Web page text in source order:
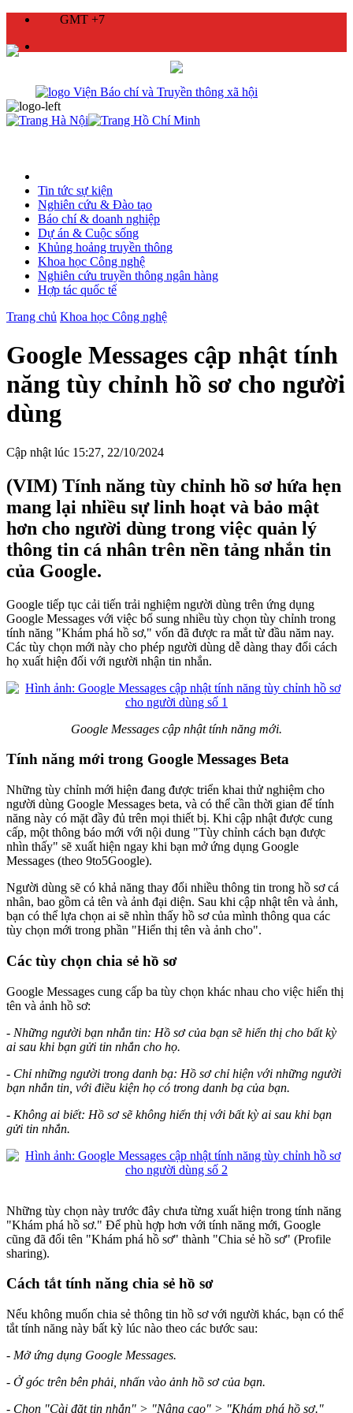
GMT +7
Tin tức sự kiện
Nghiên cứu & Đào tạo
Báo chí & doanh nghiệp
Dự án & Cuộc sống
Khủng hoảng truyền thông
Khoa học Công nghệ
Nghiên cứu truyền thông ngân hàng
Hợp tác quốc tế
Trang chủ Khoa học Công nghệ
Google Messages cập nhật tính
năng tùy chỉnh hồ sơ cho người
dùng
Cập nhật lúc 15:27, 22/10/2024
(VIM) Tính năng tùy chỉnh hồ sơ hứa hẹn
mang lại nhiều sự linh hoạt và bảo mật
hơn cho người dùng trong việc quản lý
thông tin cá nhân trên nền tảng nhắn tin
của Google.
Google tiếp tục cải tiến trải nghiệm người dùng trên ứng dụng
Google Messages với việc bổ sung nhiều tùy chọn tùy chỉnh trong
tính năng "Khám phá hồ sơ," vốn đã được ra mắt từ đầu năm nay.
Các tùy chọn mới này cho phép người dùng dễ dàng thay đổi cách
họ xuất hiện đối với người nhận tin nhắn.
Google Messages cập nhật tính năng mới.
Tính năng mới trong Google Messages Beta
Những tùy chỉnh mới hiện đang được triển khai thử nghiệm cho
người dùng Google Messages beta, và có thể cần thời gian để tính
năng này có mặt đầy đủ trên mọi thiết bị. Khi cập nhật được cung
cấp, một thông báo mới với nội dung "Tùy chỉnh cách bạn được
nhìn thấy" sẽ xuất hiện ngay khi bạn mở ứng dụng Google
Messages (theo 9to5Google).
Người dùng sẽ có khả năng thay đổi nhiều thông tin trong hồ sơ cá
nhân, bao gồm cả tên và ảnh đại diện. Sau khi cập nhật tên và ảnh,
bạn có thể lựa chọn ai sẽ nhìn thấy hồ sơ của mình thông qua các
tùy chọn mới trong phần "Hiển thị tên và ảnh cho".
Các tùy chọn chia sẻ hồ sơ
Google Messages cung cấp ba tùy chọn khác nhau cho việc hiển thị
tên và ảnh hồ sơ:
- Những người bạn nhắn tin: Hồ sơ của bạn sẽ hiển thị cho bất kỳ
ai sau khi bạn gửi tin nhắn cho họ.
- Chỉ những người trong danh bạ: Hồ sơ chỉ hiện với những người
bạn nhắn tin, với điều kiện họ có trong danh bạ của bạn.
- Không ai biết: Hồ sơ sẽ không hiển thị với bất kỳ ai sau khi bạn
gửi tin nhắn.
Những tùy chọn này trước đây chưa từng xuất hiện trong tính năng
"Khám phá hồ sơ." Để phù hợp hơn với tính năng mới, Google
cũng đã đổi tên "Khám phá hồ sơ" thành "Chia sẻ hồ sơ" (Profile
sharing).
Cách tắt tính năng chia sẻ hồ sơ
Nếu không muốn chia sẻ thông tin hồ sơ với người khác, bạn có thể
tắt tính năng này bất kỳ lúc nào theo các bước sau:
- Mở ứng dụng Google Messages.
- Ở góc trên bên phải, nhấn vào ảnh hồ sơ của bạn.
- Chọn "Cài đặt tin nhắn" > "Nâng cao" > "Khám phá hồ sơ."